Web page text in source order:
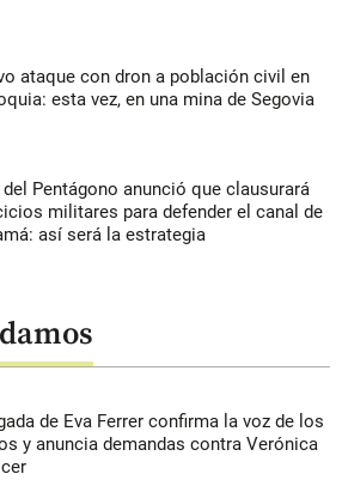
ataque con dron a población civil en
esta vez, en una mina de Segovia
Pentágono anunció que clausurará
militares para defender el canal de
así será la estrategia
de Eva Ferrer confirma la voz de los
y anuncia demandas contra Verónica